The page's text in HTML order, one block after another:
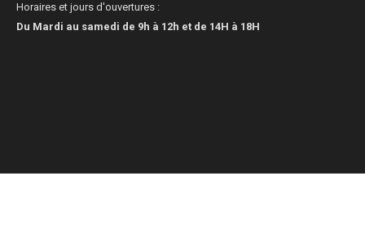
Horaires et jours d'ouvertures :
Du Mardi au samedi de 9h à 12h et de 14H à 18H